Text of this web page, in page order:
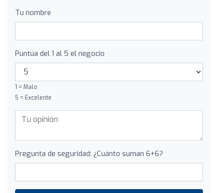
Tu nombre
Puntúa del 1 al 5 el negocio
1 = Malo
5 = Excelente
Pregunta de seguridad: ¿Cuánto suman 6+6?